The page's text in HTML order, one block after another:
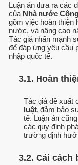
Luận án đưa ra các
của Nhà nước
gồm việc hoàn thiện
nước, và nâng cao
Tác giả nhấn mạnh
để đáp ứng yêu cầu
nhập quốc tế.
3.1. Hoàn
Tác giả đề xuất
luật, đảm bảo
tế. Luận án
các quy định
trường định
3.2. Cải cách